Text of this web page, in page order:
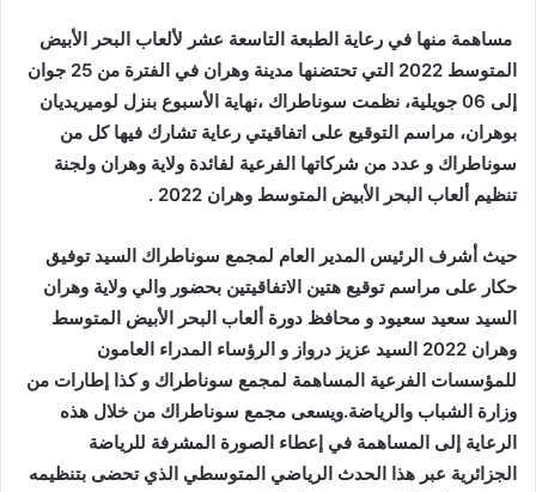
مساهمة منها في رعاية الطبعة التاسعة عشر لألعاب البحر الأبيض
المتوسط 2022 التي تحتضنها مدينة وهران في الفترة من 25 جوان
إلى 06 جويلية، نظمت سوناطراك ،نهاية الأسبوع بنزل لوميريديان
بوهران، مراسم التوقيع على اتفاقيتي رعاية تشارك فيها كل من
سوناطراك و عدد من شركاتها الفرعية لفائدة ولاية وهران ولجنة
تنظيم ألعاب البحر الأبيض المتوسط وهران 2022 .
حيث أشرف الرئيس المدير العام لمجمع سوناطراك السيد توفيق
حكار على مراسم توقيع هتين الاتفاقيتين بحضور والي ولاية وهران
السيد سعيد سعيود و محافظ دورة ألعاب البحر الأبيض المتوسط
وهران 2022 السيد عزيز درواز و الرؤساء المدراء العامون
للمؤسسات الفرعية المساهمة لمجمع سوناطراك و كذا إطارات من
وزارة الشباب والرياضة.ويسعى مجمع سوناطراك من خلال هذه
الرعاية إلى المساهمة في إعطاء الصورة المشرفة للرياضة
الجزائرية عبر هذا الحدث الرياضي المتوسطي الذي تحضى بتنظيمه